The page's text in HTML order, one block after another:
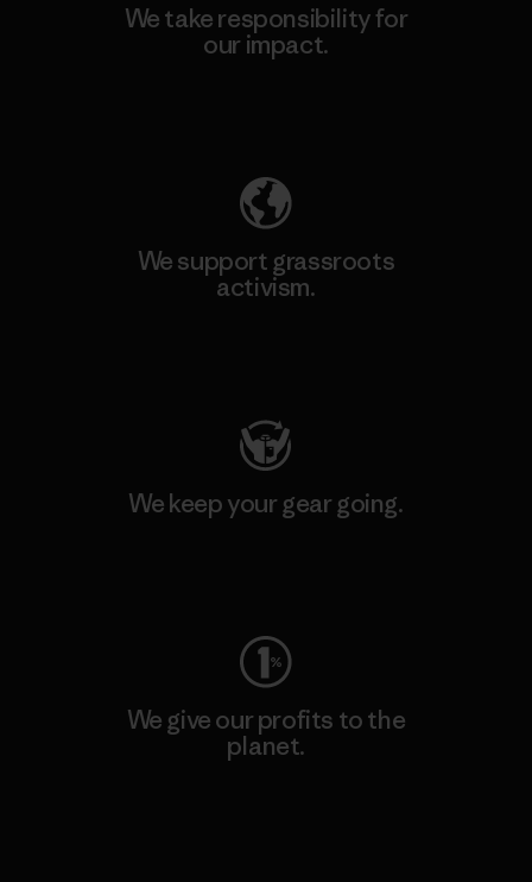
We take responsibility for
our impact.
We support grassroots
activism.
We keep your gear going.
We give our profits to the
planet.